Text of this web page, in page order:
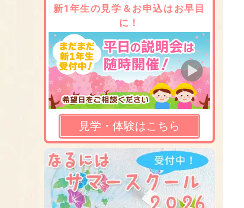
新1年生の見学＆お申込はお早目
に！
見学・体験はこちら